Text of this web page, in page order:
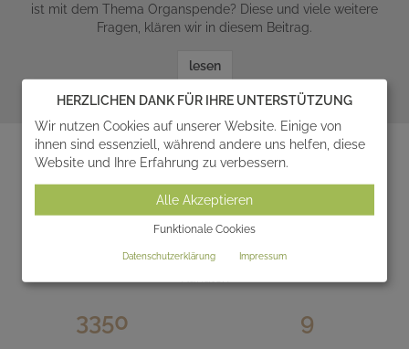
ist mit dem Thema Organspende? Diese und viele weitere
Fragen, klären wir in diesem Beitrag.
lesen
zum Ratgeber
LERNEN SIE SERAFINUM IM INTERNET
KENNEN
und folgen Sie uns auf unseren zahlreichen Social Media
Kanälen
3350 9
HERZLICHEN DANK FÜR IHRE UNTERSTÜTZUNG
Wir nutzen Cookies auf unserer Website. Einige von
ihnen sind essenziell, während andere uns helfen, diese
Website und Ihre Erfahrung zu verbessern.
Alle Akzeptieren
Funktionale Cookies
Datenschutzerklärung Impressum